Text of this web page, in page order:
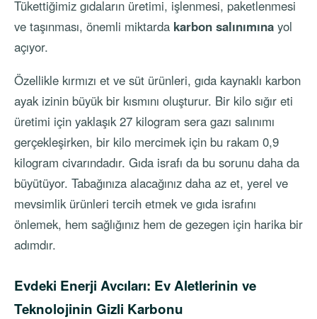
Tükettiğimiz gıdaların üretimi, işlenmesi, paketlenmesi
ve taşınması, önemli miktarda karbon salınımına yol
açıyor.
Özellikle kırmızı et ve süt ürünleri, gıda kaynaklı karbon
ayak izinin büyük bir kısmını oluşturur. Bir kilo sığır eti
üretimi için yaklaşık 27 kilogram sera gazı salınımı
gerçekleşirken, bir kilo mercimek için bu rakam 0,9
kilogram civarındadır. Gıda israfı da bu sorunu daha da
büyütüyor. Tabağınıza alacağınız daha az et, yerel ve
mevsimlik ürünleri tercih etmek ve gıda israfını
önlemek, hem sağlığınız hem de gezegen için harika bir
adımdır.
Evdeki Enerji Avcıları: Ev Aletlerinin ve
Teknolojinin Gizli Karbonu